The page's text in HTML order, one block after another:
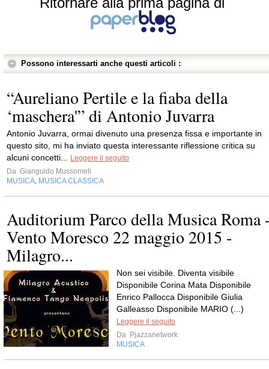
Possono interessarti anche questi articoli :
“Aureliano Pertile e la fiaba della
‘maschera'” di Antonio Juvarra
Antonio Juvarra, ormai divenuto una presenza fissa e importante in
questo sito, mi ha inviato questa interessante riflessione critica su
alcuni concetti...
Leggere il seguito
Da Gianguido Mussomeli
MUSICA MUSICA CLASSICA
Auditorium Parco della Musica Roma
Vento Moresco 22 maggio 2015 -
Milagro...
Non sei visibile. Diventa visibile
Disponibile Corina Mata Disponibile
Enrico Pallocca Disponibile Giulia
Galleasso Disponibile MARIO (...)
Leggere il seguito
Da Pjazzanetwork
MUSICA